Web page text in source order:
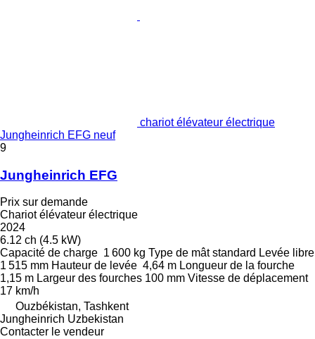
chariot élévateur électrique
Jungheinrich EFG neuf
9
Jungheinrich EFG
Prix sur demande
Chariot élévateur électrique
2024
6.12 ch (4.5 kW)
Capacité de charge 1 600 kg Type de mât standard Levée libre
1 515 mm Hauteur de levée 4,64 m Longueur de la fourche
1,15 m Largeur des fourches 100 mm Vitesse de déplacement
17 km/h
Ouzbékistan, Tashkent
Jungheinrich Uzbekistan
Contacter le vendeur